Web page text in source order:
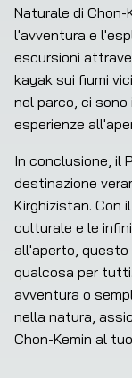
Naturale di
l'avventura e
escursioni
kayak sui fiumi
nel parco, ci
esperienze
In conclusione, il
destinazione
Kirghizistan. Con
culturale e le
all'aperto, questo
qualcosa per
avventura o
nella natura,
Chon-Kemin al